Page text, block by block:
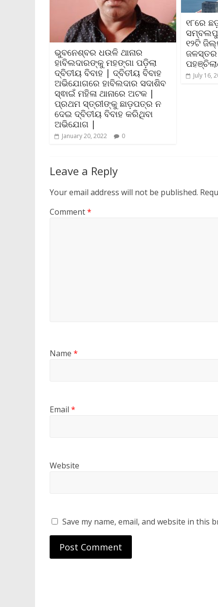
ଭୁବନେଶ୍ବର ଧଉଳି ଥାନାର
ହାବିଲଦାରଙ୍କୁ ମହଙ୍ଗା ପଡ଼ିଲା
ଦ୍ବିତୀୟ ବିବାହ | ଦ୍ବିତୀୟ ବିବାହ
ଅଭିଯୋଗରେ ହାବିଲଦାର ସଦାଶିବ
ସ୍ଵାଇଁ ମହିଳା ଥାନାରେ ଅଟକ |
ପ୍ରଥମ ସ୍ତ୍ରୀଙ୍କୁ ଛାଡ଼ପତ୍ର ନ
ଦେଇ ଦ୍ବିତୀୟ ବିବାହ କରିଥିବା
ଅଭିଯୋଗ |
January 20, 2022 0
୧୮ରେ
୧୨ଟି
ଜଳସ୍ତର
July 16,
Leave a Reply
Your email address will not be published.
Comment*
Name *
Email *
Website
Save my name, email, and website in this